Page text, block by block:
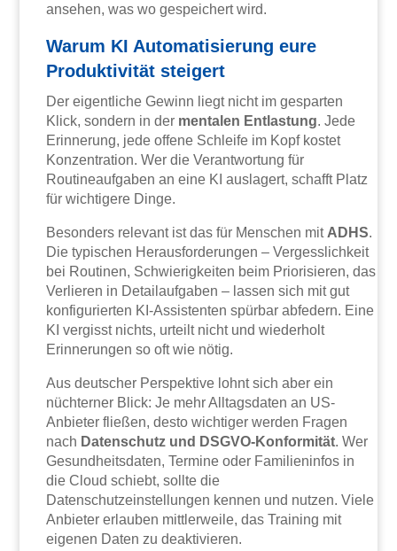
ansehen, was wo gespeichert wird.
Warum KI Automatisierung eure
Produktivität steigert
Der eigentliche Gewinn liegt nicht im gesparten
Klick, sondern in der mentalen Entlastung. Jede
Erinnerung, jede offene Schleife im Kopf kostet
Konzentration. Wer die Verantwortung für
Routineaufgaben an eine KI auslagert, schafft Platz
für wichtigere Dinge.
Besonders relevant ist das für Menschen mit ADHS.
Die typischen Herausforderungen – Vergesslichkeit
bei Routinen, Schwierigkeiten beim Priorisieren, das
Verlieren in Detailaufgaben – lassen sich mit gut
konfigurierten KI-Assistenten spürbar abfedern. Eine
KI vergisst nichts, urteilt nicht und wiederholt
Erinnerungen so oft wie nötig.
Aus deutscher Perspektive lohnt sich aber ein
nüchterner Blick: Je mehr Alltagsdaten an US-
Anbieter fließen, desto wichtiger werden Fragen
nach Datenschutz und DSGVO-Konformität. Wer
Gesundheitsdaten, Termine oder Familieninfos in
die Cloud schiebt, sollte die
Datenschutzeinstellungen kennen und nutzen. Viele
Anbieter erlauben mittlerweile, das Training mit
eigenen Daten zu deaktivieren.